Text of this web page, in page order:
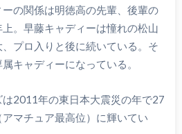
の関係は明徳高の先輩、後輩の
。早藤キャディーは憧れの松山
プロ入りと後に続いている。そ
キャディーになっている。
2011年の東日本大震災の年で27
マチュア最高位）に輝いてい